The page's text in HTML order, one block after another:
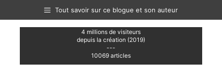
contenu
Tout savoir sur ce blogue et son auteur
4 millions de visiteurs
depuis la création (2019)
---
10069 articles